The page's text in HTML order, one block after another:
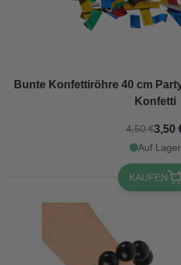
Bunte Konfettiröhre 40 cm
Konfetti
4,50 €3,50
Auf Lager
KAUFEN